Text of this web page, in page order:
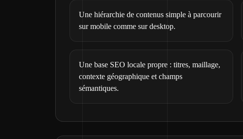
Une hiérarchie de contenus simple à parcourir
sur mobile comme sur desktop.
Une base SEO locale propre : titres, maillage,
contexte géographique et champs
sémantiques.